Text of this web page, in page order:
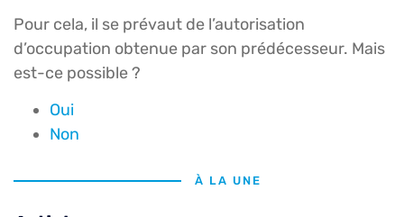
Pour cela, il se prévaut de l’autorisation
d’occupation obtenue par son prédécesseur. Mais
est-ce possible ?
Oui
Non
À LA UNE